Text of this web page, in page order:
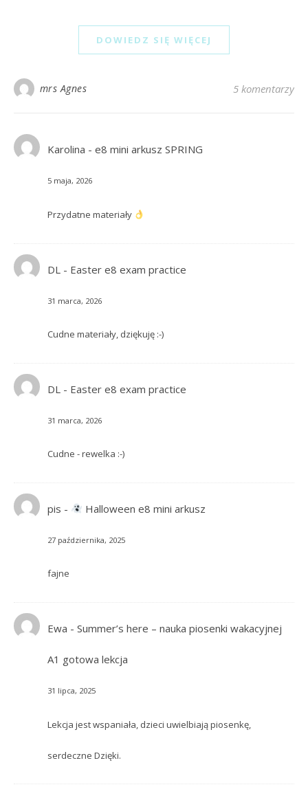
DOWIEDZ SIĘ WIĘCEJ
mrs Agnes 5 komentarzy
Karolina - e8 mini arkusz SPRING
5 maja, 2026
Przydatne materiały
DL - Easter e8 exam practice
31 marca, 2026
Cudne materiały, dziękuję :-)
DL - Easter e8 exam practice
31 marca, 2026
Cudne - rewelka :-)
pis - Halloween e8 mini arkusz
27 października, 2025
fajne
Ewa - Summer’s here – nauka piosenki wakacyjnej
A1 gotowa lekcja
31 lipca, 2025
Lekcja jest wspaniała, dzieci uwielbiają piosenkę,
serdeczne Dzięki.